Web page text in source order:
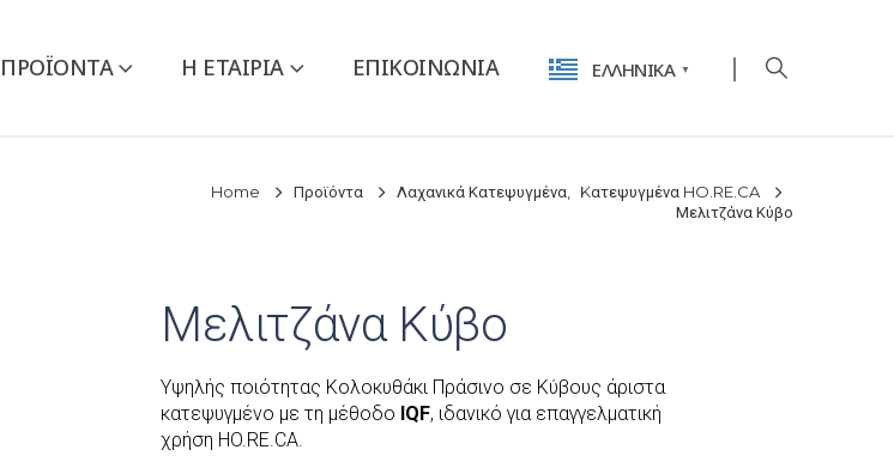
ΠΡΟΪΌΝΤΑ Η ΕΤΑΙΡΙΑ ΕΠΙΚΟΙΝΩΝΊΑ ΕΛΛΗΝΙΚΆ ▼
Home Προϊόντα Λαχανικά Κατεψυγμένα
Kατεψυγμένα HO.RE.CA
Μελιτζάνα Κύβο
Μελιτζάνα Κύβο
Υψηλής ποιότητας Κολοκυθάκι Πράσινο σε Κύβους άριστα
κατεψυγμένο με τη μέθοδο IQF, ιδανικό για επαγγελματική
χρήση HO.RE.CA.